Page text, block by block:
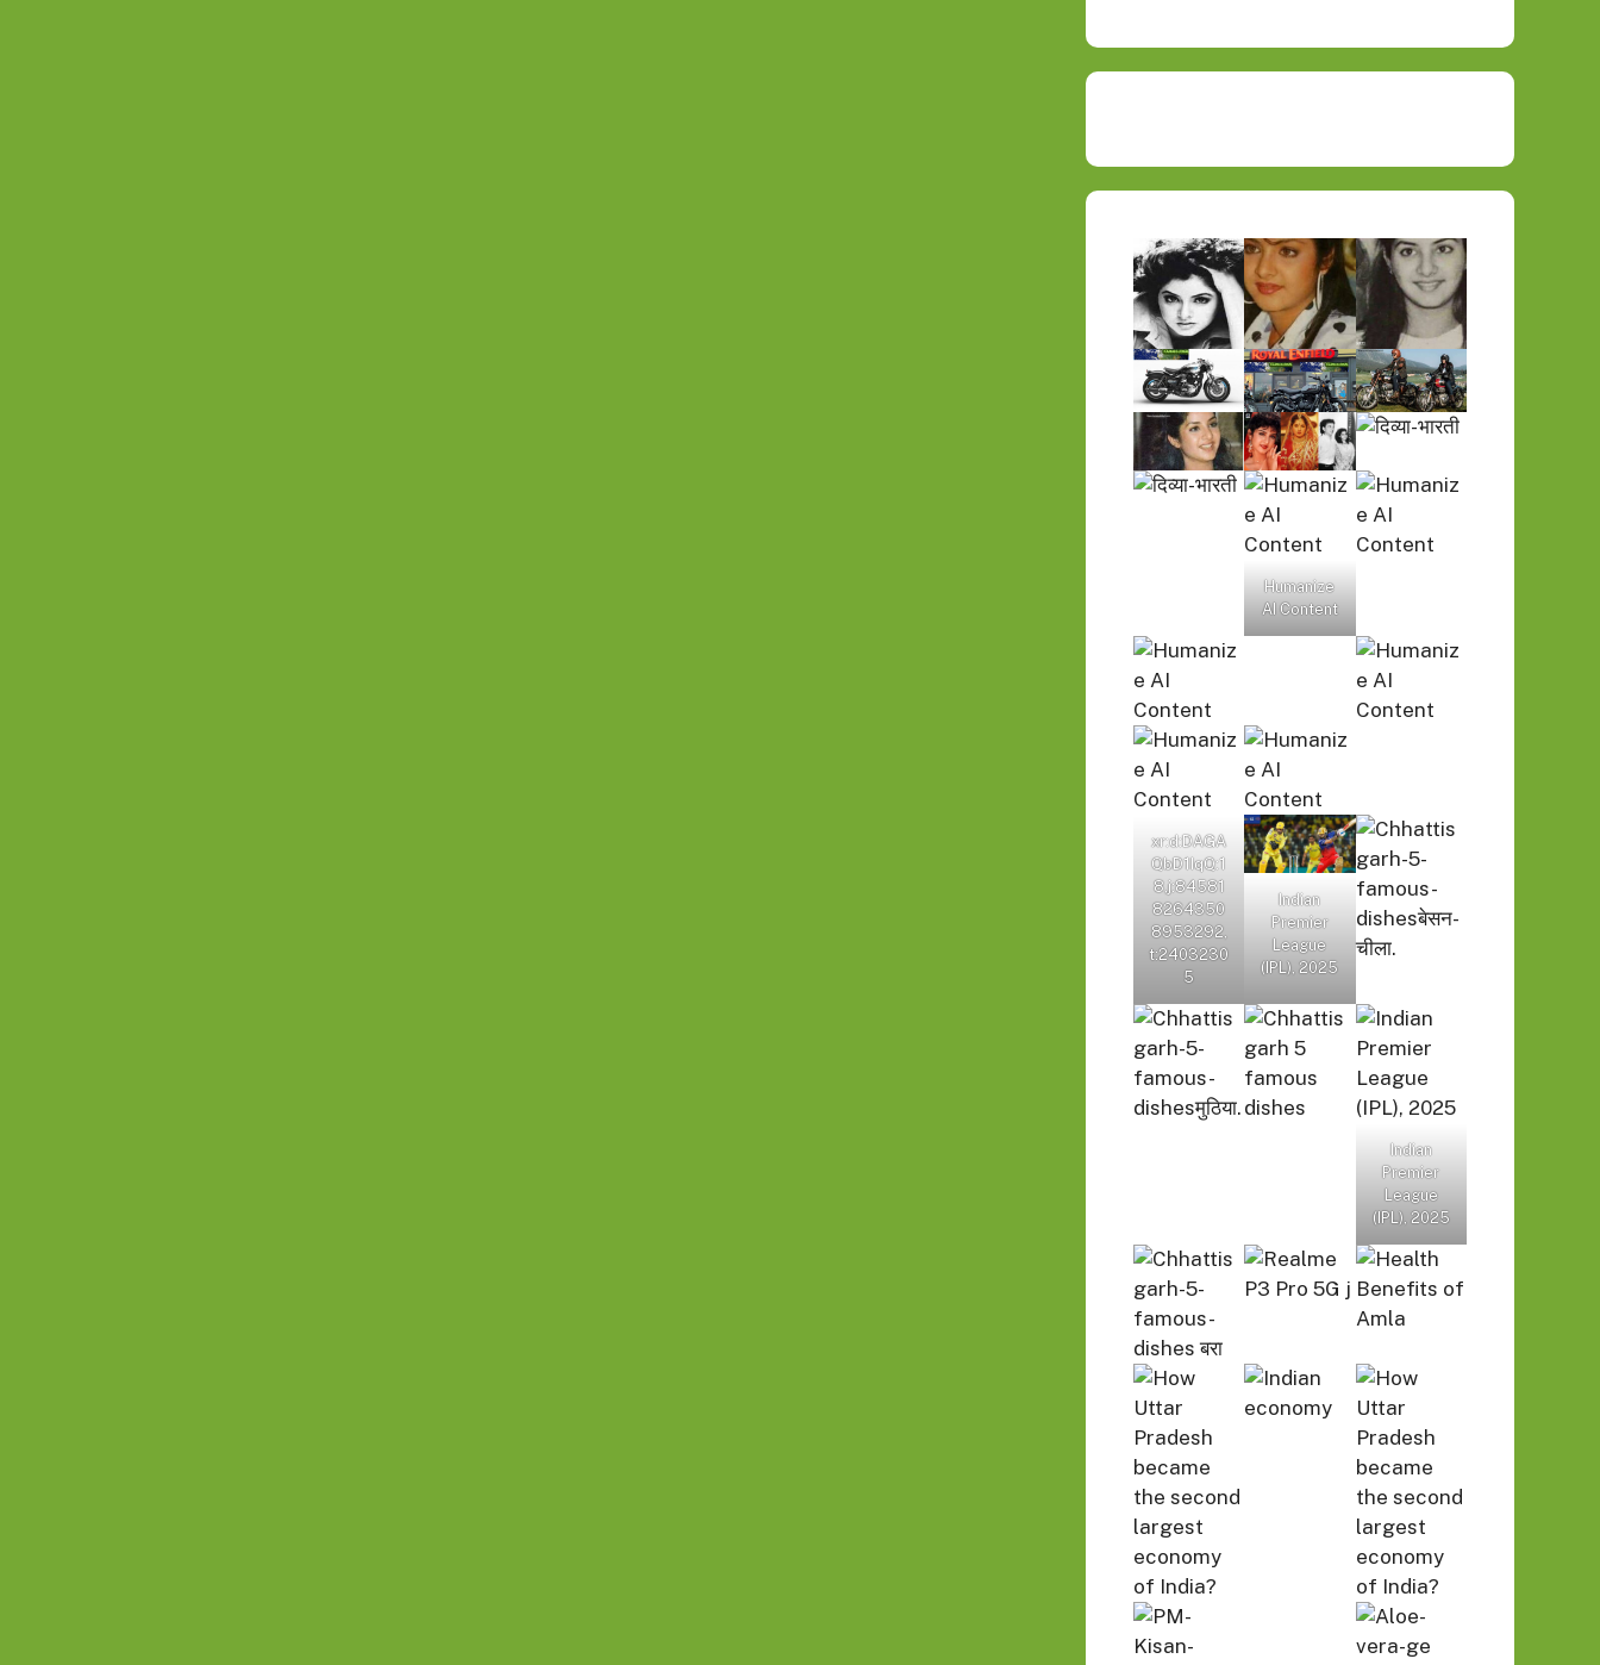
Humanize
AI Content
xr:d:DAGA
QbD1IqQ:1
8,j:84581
8264350
8953292,
t:2403230
5
Indian
Premier
League
(IPL), 2025
Indian
Premier
League
(IPL), 2025